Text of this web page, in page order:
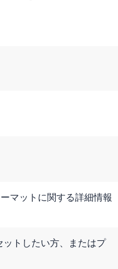
マットに関する詳細情報
トしたい方、またはプ